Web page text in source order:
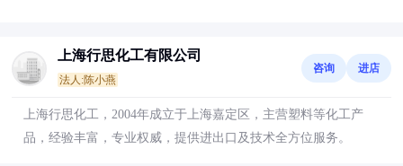
上海行思化工有限公司
法人:陈小燕
咨询 进店
上海行思化工，2004年成立于上海嘉定区，主营塑料等化工产
品，经验丰富，专业权威，提供进出口及技术全方位服务。